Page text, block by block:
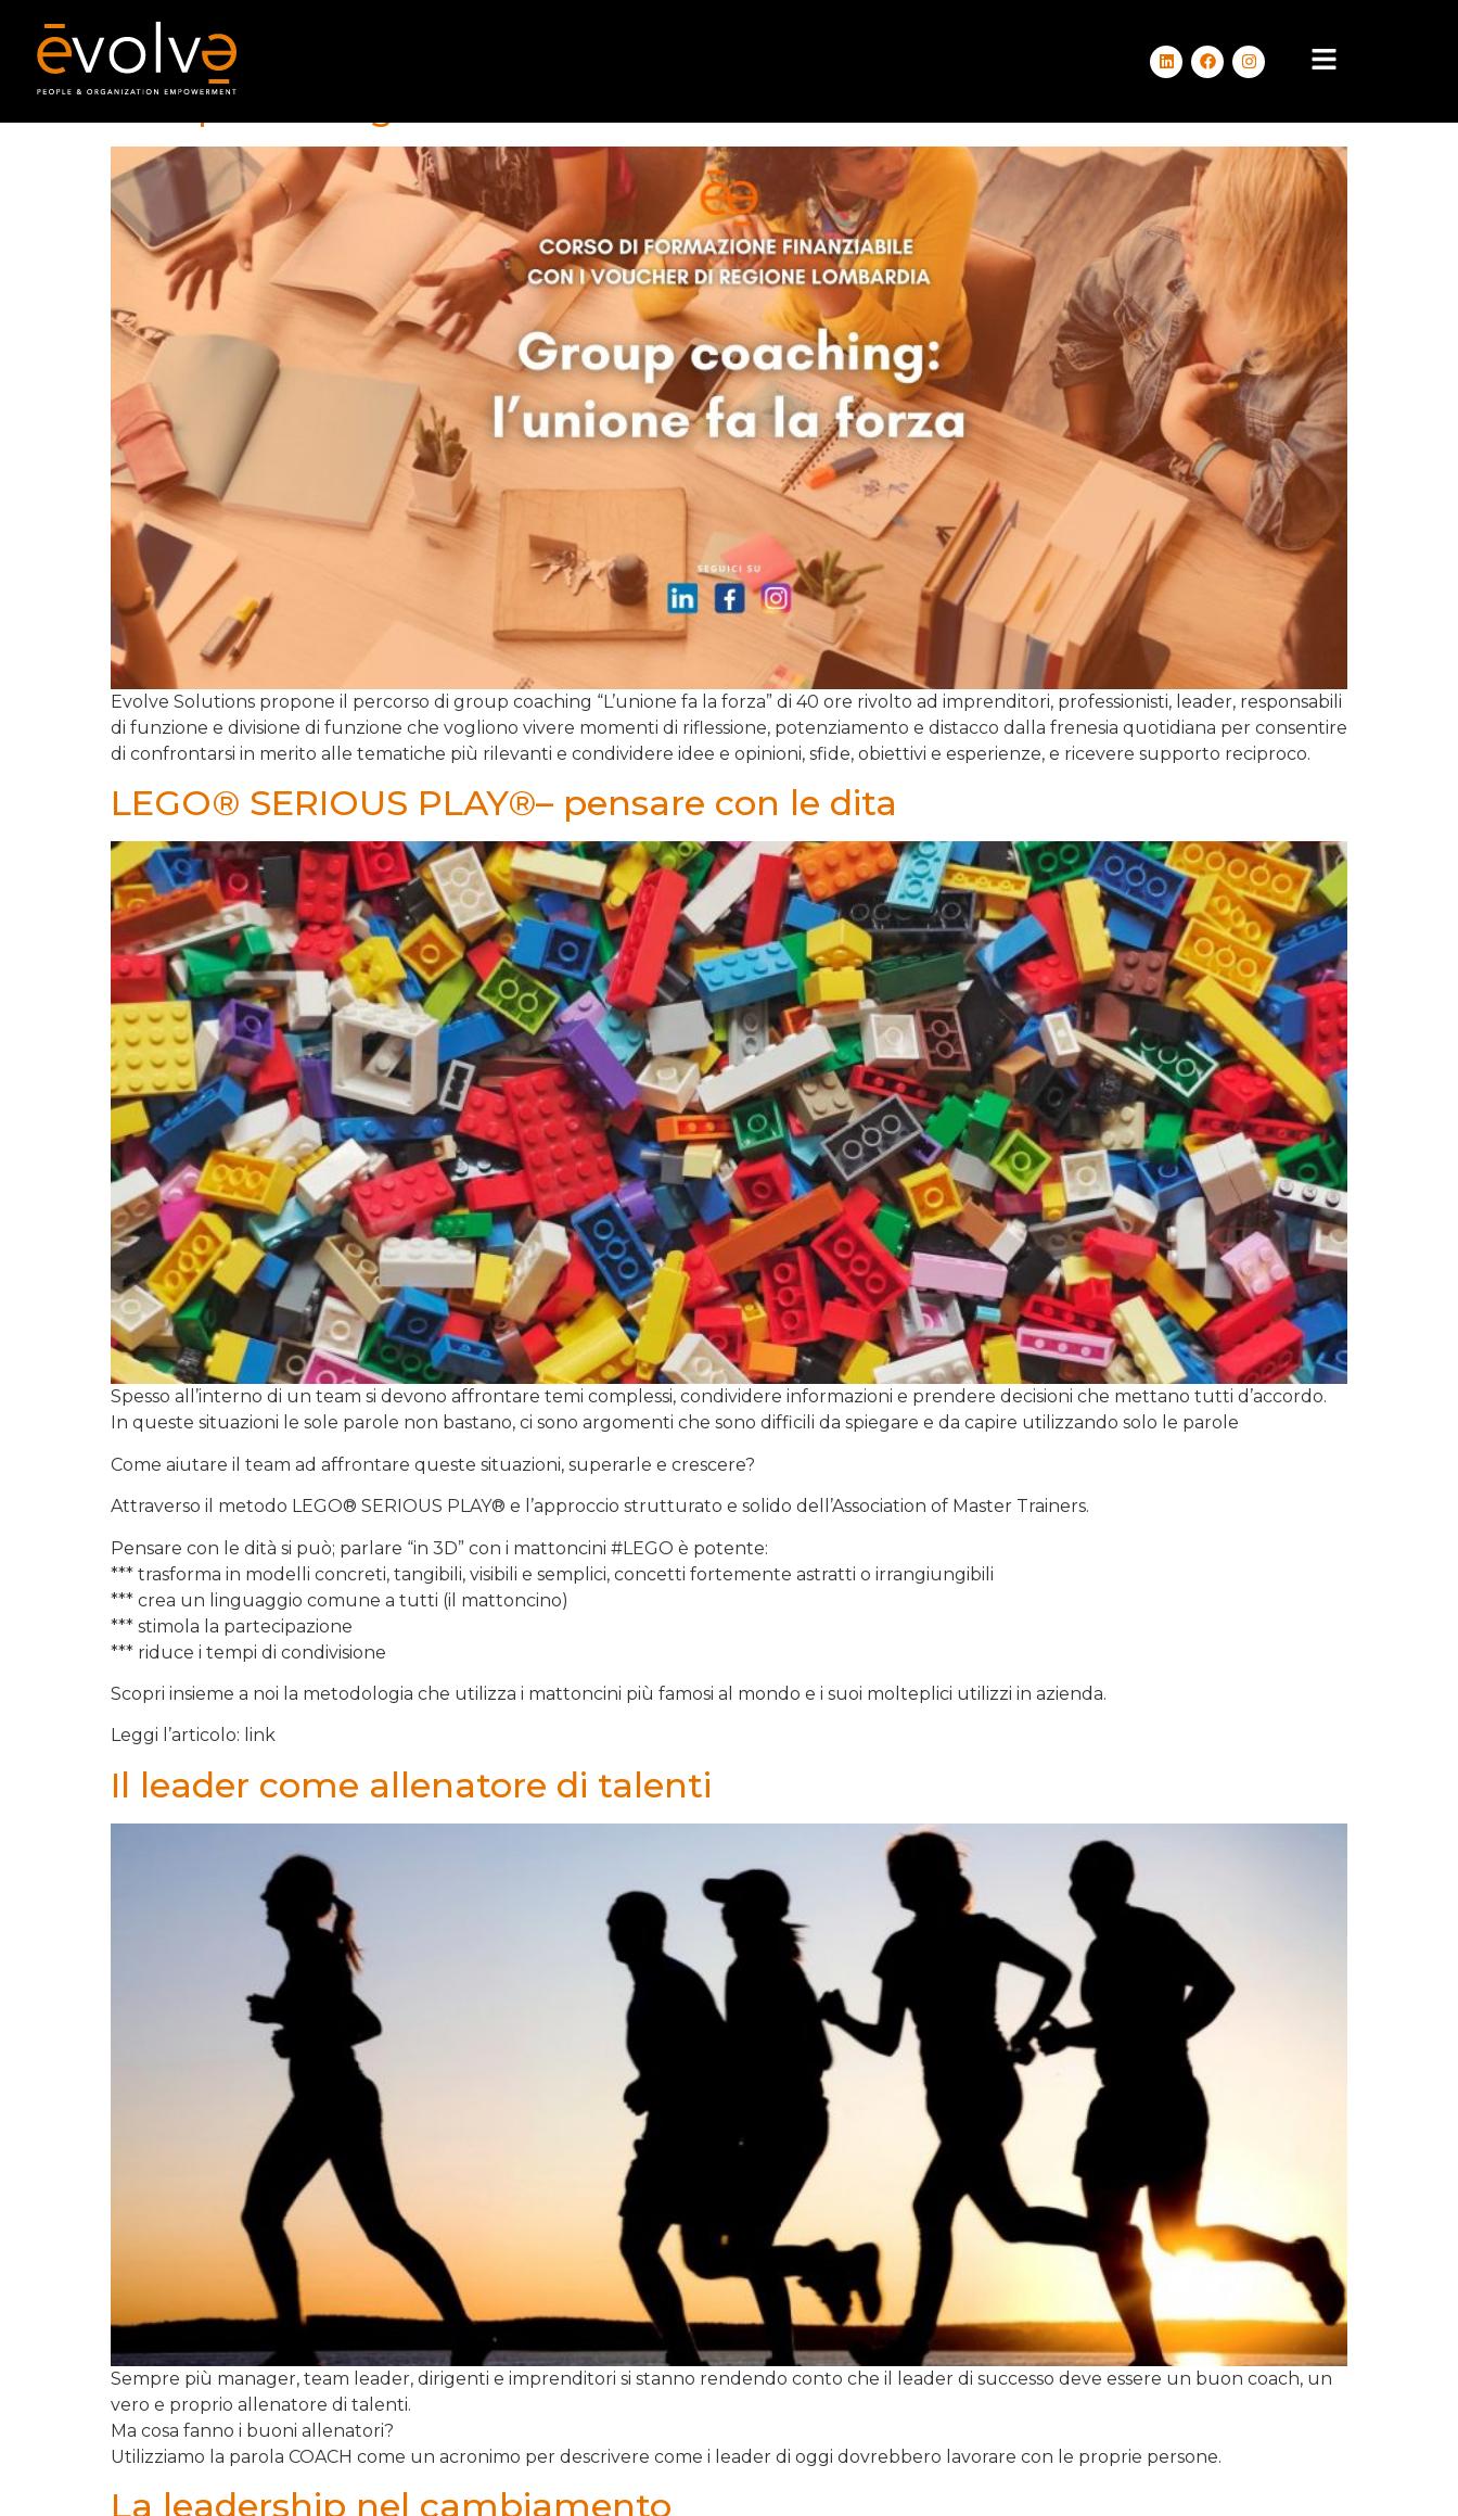
Group coaching – l’unione fa la forza
Evolve Solutions propone il percorso di group coaching “L’unione fa la forza” di 40 ore rivolto ad imprenditori, professionisti, leader, responsabili
di funzione e divisione di funzione che vogliono vivere momenti di riflessione, potenziamento e distacco dalla frenesia quotidiana per consentire
di confrontarsi in merito alle tematiche più rilevanti e condividere idee e opinioni, sfide, obiettivi e esperienze, e ricevere supporto reciproco.
LEGO® SERIOUS PLAY®– pensare con le dita
Spesso all’interno di un team si devono affrontare temi complessi, condividere informazioni e prendere decisioni che mettano tutti d’accordo.
In queste situazioni le sole parole non bastano, ci sono argomenti che sono difficili da spiegare e da capire utilizzando solo le parole
Come aiutare il team ad affrontare queste situazioni, superarle e crescere?
Attraverso il metodo LEGO® SERIOUS PLAY® e l’approccio strutturato e solido dell’Association of Master Trainers.
Pensare con le dità si può; parlare “in 3D” con i mattoncini #LEGO è potente:
*** trasforma in modelli concreti, tangibili, visibili e semplici, concetti fortemente astratti o irrangiungibili
*** crea un linguaggio comune a tutti (il mattoncino)
*** stimola la partecipazione
*** riduce i tempi di condivisione
Scopri insieme a noi la metodologia che utilizza i mattoncini più famosi al mondo e i suoi molteplici utilizzi in azienda.
Leggi l’articolo: link
Il leader come allenatore di talenti
Sempre più manager, team leader, dirigenti e imprenditori si stanno rendendo conto che il leader di successo deve essere un buon coach, un
vero e proprio allenatore di talenti.
Ma cosa fanno i buoni allenatori?
Utilizziamo la parola COACH come un acronimo per descrivere come i leader di oggi dovrebbero lavorare con le proprie persone.
La leadership nel cambiamento